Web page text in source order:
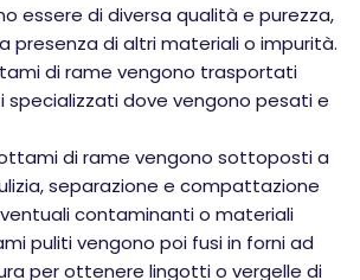
essere di diversa qualità e purezza,
presenza di altri materiali o impurità.
di rame vengono trasportati
specializzati dove vengono pesati e
di rame vengono sottoposti a
separazione e compattazione
contaminanti o materiali
puliti vengono poi fusi in forni ad
per ottenere lingotti o vergelle di